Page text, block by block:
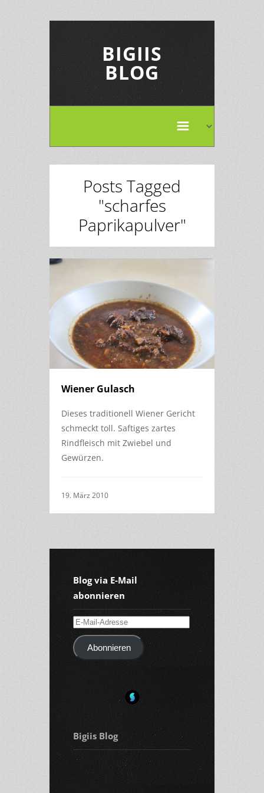
BIGIIS
BLOG
Posts Tagged
"scharfes
Paprikapulver"
Wiener Gulasch
Dieses traditionell Wiener Gericht
schmeckt toll. Saftiges zartes
Rindfleisch mit Zwiebel und
Gewürzen.
19. März 2010
Blog via E-Mail
abonnieren
E-
Mail-
AdresseAbonnieren
Bigiis Blog